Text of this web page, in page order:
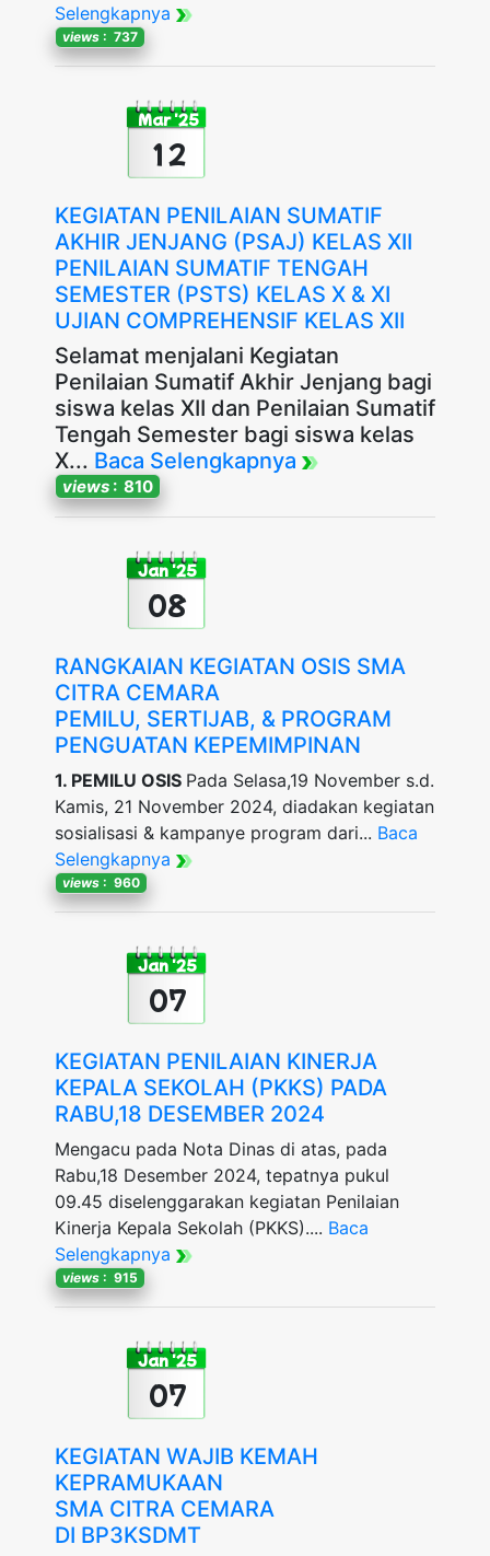
Selengkapnya
views : 737
Mar '25
12
KEGIATAN PENILAIAN SUMATIF
AKHIR JENJANG (PSAJ) KELAS XII
PENILAIAN SUMATIF TENGAH
SEMESTER (PSTS) KELAS X & XI
UJIAN COMPREHENSIF KELAS XII
Selamat menjalani Kegiatan
Penilaian Sumatif Akhir Jenjang bagi
siswa kelas XII dan Penilaian Sumatif
Tengah Semester bagi siswa kelas
X... Baca Selengkapnya
views : 810
Jan '25
08
RANGKAIAN KEGIATAN OSIS SMA
CITRA CEMARA
PEMILU, SERTIJAB, & PROGRAM
PENGUATAN KEPEMIMPINAN
1. PEMILU OSIS Pada Selasa,19 November s.d.
Kamis, 21 November 2024, diadakan kegiatan
sosialisasi & kampanye program dari... Baca
Selengkapnya
views : 960
Jan '25
07
KEGIATAN PENILAIAN KINERJA
KEPALA SEKOLAH (PKKS) PADA
RABU,18 DESEMBER 2024
Mengacu pada Nota Dinas di atas, pada
Rabu,18 Desember 2024, tepatnya pukul
09.45 diselenggarakan kegiatan Penilaian
Kinerja Kepala Sekolah (PKKS).... Baca
Selengkapnya
views : 915
Jan '25
07
KEGIATAN WAJIB KEMAH
KEPRAMUKAAN
SMA CITRA CEMARA
DI BP3KSDMT